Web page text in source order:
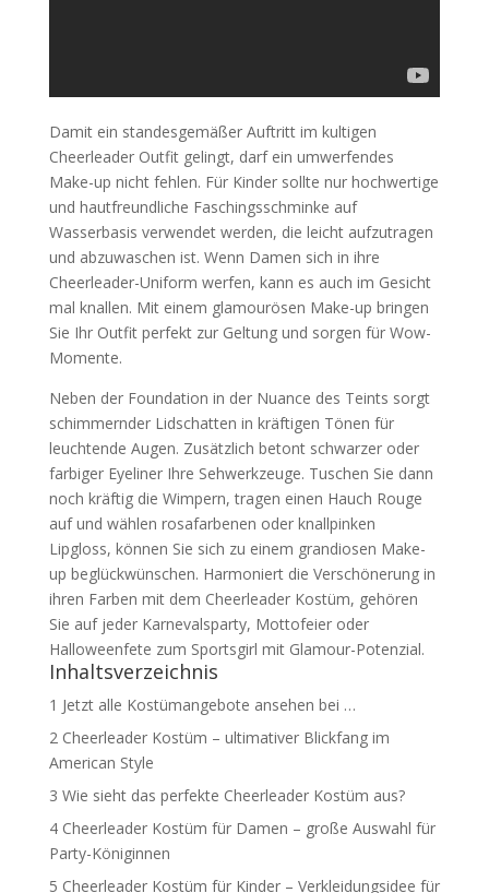
Damit ein standesgemäßer Auftritt im kultigen
Cheerleader Outfit gelingt, darf ein umwerfendes
Make-up nicht fehlen. Für Kinder sollte nur hochwertige
und hautfreundliche Faschingsschminke auf
Wasserbasis verwendet werden, die leicht aufzutragen
und abzuwaschen ist. Wenn Damen sich in ihre
Cheerleader-Uniform werfen, kann es auch im Gesicht
mal knallen. Mit einem glamourösen Make-up bringen
Sie Ihr Outfit perfekt zur Geltung und sorgen für Wow-
Momente.
Neben der Foundation in der Nuance des Teints sorgt
schimmernder Lidschatten in kräftigen Tönen für
leuchtende Augen. Zusätzlich betont schwarzer oder
farbiger Eyeliner Ihre Sehwerkzeuge. Tuschen Sie dann
noch kräftig die Wimpern, tragen einen Hauch Rouge
auf und wählen rosafarbenen oder knallpinken
Lipgloss, können Sie sich zu einem grandiosen Make-
up beglückwünschen. Harmoniert die Verschönerung in
ihren Farben mit dem Cheerleader Kostüm, gehören
Sie auf jeder Karnevalsparty, Mottofeier oder
Halloweenfete zum Sportsgirl mit Glamour-Potenzial.
Inhaltsverzeichnis
1 Jetzt alle Kostümangebote ansehen bei …
2Cheerleader Kostüm – ultimativer Blickfang im
American Style
3 Wie sieht das perfekte Cheerleader Kostüm aus?
4Cheerleader Kostüm für Damen – große Auswahl für
Party-Königinnen
5 Cheerleader Kostüm für Kinder – Verkleidungsidee für